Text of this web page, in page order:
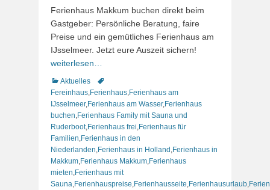
Ferienhaus Makkum buchen direkt beim
Gastgeber: Persönliche Beratung, faire
Preise und ein gemütliches Ferienhaus am
IJsselmeer. Jetzt eure Auszeit sichern!
weiterlesen…
Kategorien
Aktuelles
Schlagworte
Fereinhaus Ferienhaus Ferienhaus am
IJsselmeer, Ferienhaus am Wasser, Ferienhaus
buchen Ferienhaus Family mit Sauna und
Ruderboot, Ferienhaus frei Ferienhaus für
Familien Ferienhaus in den
Niederlanden Ferienhaus in Holland Ferienhaus in
Makkum Ferienhaus Makkum Ferienhaus
mieten Ferienhaus mit
Sauna Ferienhauspreise Ferienhausseite Ferienhausurlaub